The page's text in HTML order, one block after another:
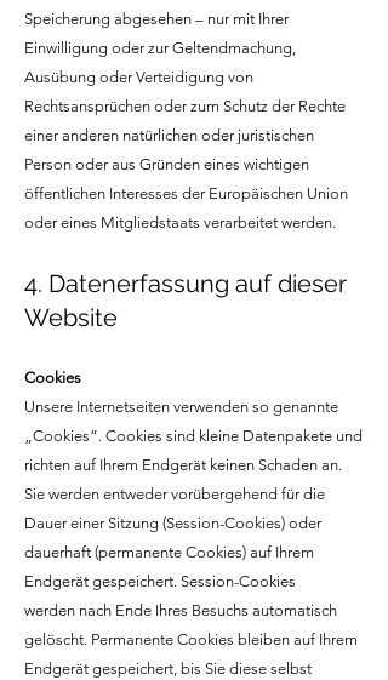
Speicherung abgesehen – nur mit Ihrer
Einwilligung oder zur Geltendmachung,
Ausübung oder Verteidigung von
Rechtsansprüchen oder zum Schutz der Rechte
einer anderen natürlichen oder juristischen
Person oder aus Gründen eines wichtigen
öffentlichen Interesses der Europäischen Union
oder eines Mitgliedstaats verarbeitet werden.
4. Datenerfassung auf dieser
Website
Cookies
Unsere Internetseiten verwenden so genannte
„Cookies“. Cookies sind kleine Datenpakete und
richten auf Ihrem Endgerät keinen Schaden an.
Sie werden entweder vorübergehend für die
Dauer einer Sitzung (Session-Cookies) oder
dauerhaft (permanente Cookies) auf Ihrem
Endgerät gespeichert. Session-Cookies
werden nach Ende Ihres Besuchs automatisch
gelöscht. Permanente Cookies bleiben auf Ihrem
Endgerät gespeichert, bis Sie diese selbst